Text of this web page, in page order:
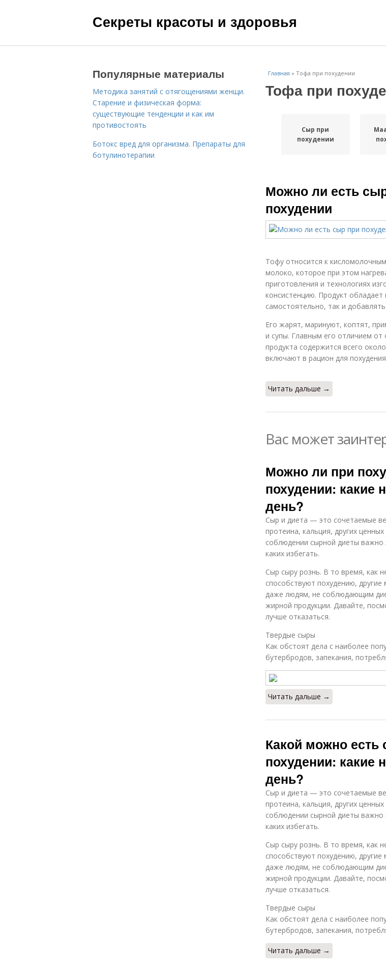
Секреты красоты и здоровья
Главная » Тофа при похудении
Тофа при
Сыр при
похудении
Можно ли есть
похудении
Тофу относится к
молоко, которое при этом
приготовления и технологиях
консистенцию. Продукт
самостоятельно, так и
Его жарят, маринуют, коптят,
и супы. Главным его отличием от
продукта содержится всего
включают в рацион для
Читать дальше →
Вас может
Можно ли при
похудении: какие
день?
Сыр и диета — это сочетаемые
протеина, кальция, других
соблюдении сырной диеты важно
каких избегать.
Сыр сыру рознь. В то время, как
способствуют похудению,
даже людям, не соблюдающим
жирной продукции. Давайте,
лучше отказаться.
Твердые сыры
Как обстоят дела с наиболее
бутербродов, запекания,
Читать дальше →
Какой можно
похудении: какие
день?
Сыр и диета — это сочетаемые
протеина, кальция, других
соблюдении сырной диеты важно
каких избегать.
Сыр сыру рознь. В то время, как
способствуют похудению,
даже людям, не соблюдающим
жирной продукции. Давайте,
лучше отказаться.
Твердые сыры
Как обстоят дела с наиболее
бутербродов, запекания,
Читать дальше →
Популярные материалы
Методика занятий с отягощениями женщи.
Старение и физическая форма:
существующие тенденции и как им
противостоять
Ботокс вред для организма. Препараты для
ботулинотерапии